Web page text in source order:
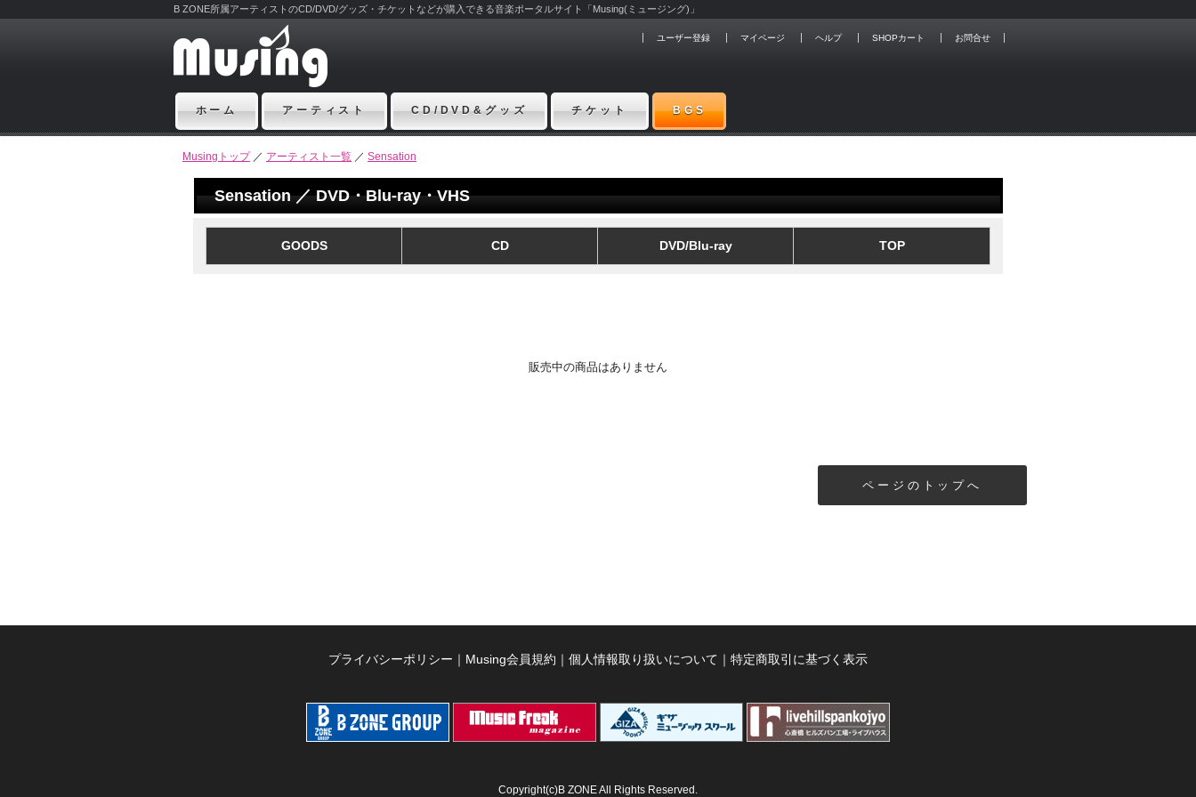
B ZONE所属アーティストのCD/DVD/グッズ・チケットなどが購入できる音楽ポータルサイト「Musing(ミュージング)」
ユーザー登録 マイページ ヘルプ SHOPカート お問合せ
ホーム アーティスト CD/DVD&グッズ チケット BGS
Musingトップ／ アーティスト一覧 ／ Sensation
Sensation ／ DVD・Blu-ray・VHS
GOODS CD DVD/Blu-ray TOP
販売中の商品はありません
ページのトップへ
プライバシーポリシー ｜ Musing会員規約 ｜ 個人情報取り扱いについて ｜ 特定商取引に基づく表示
Copyright(c)B ZONE All Rights Reserved.